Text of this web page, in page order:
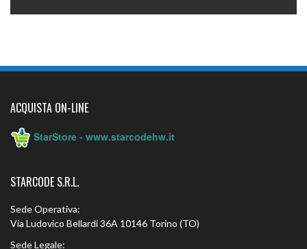
ACQUISTA ON-LINE
StarStore - www.starcodehw.it
STARCODE S.R.L.
Sede Operativa:
Via Ludovico Bellardi 36A 10146 Torino (TO)
Sede Legale: